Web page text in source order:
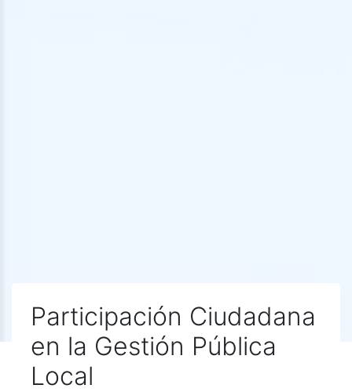
Participación Ciudadana
en la Gestión Pública
Local